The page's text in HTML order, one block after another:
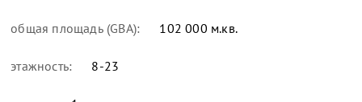
общая площадь (GBA): 102 000 м.кв.
этажность: 8-23